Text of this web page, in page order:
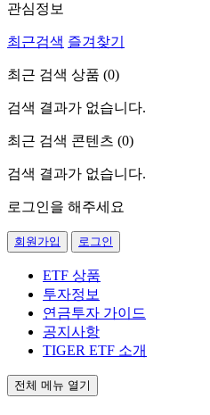
관심정보
최근검색 즐겨찾기
최근 검색 상품 (0)
검색 결과가 없습니다.
최근 검색 콘텐츠 (0)
검색 결과가 없습니다.
로그인을 해주세요
회원가입 로그인
ETF 상품
투자정보
연금투자 가이드
공지사항
TIGER ETF 소개
전체 메뉴 열기